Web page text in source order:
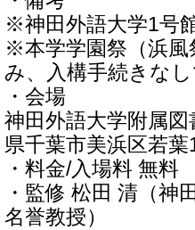
※神田外語大学1号
※本学学園祭（浜風
み、入構手続きなし
・会場
神田外語大学附属
県千葉市美浜区若葉
・料金/入場料 無料
・監修 松田 清（神
名誉教授）